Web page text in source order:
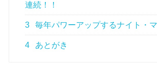
連続！！
3 毎年パワーアップするナイト・
4 あとがき